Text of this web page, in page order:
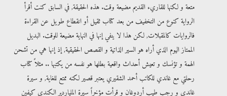
متعة و لكنها للقاريء القديم مضيعة وقت. هذه الحقيقة, في السابق كنت أقرأ
الرواية كنوع من التخفيف من بعد كتاب ثقيل أو انقطاع طويل عن القراءة
فالروايات كالمقبلات, لكن هذا لا ينفي إنها في النهاية مضيعة للوقت. البديل
الممتاز اليوم الذي أراه هو السير الذاتية و القصص الحقيقية, إذ إنها هي من تشحن
الهمة و تؤنسك و تعيش أحداث واقعية بطلها هو نفسه من يكتبها .. مثلاً كتاب
رحلتي مع غاندي للكاتب أحمد الشقيري يعتبر قصير لكنه ممتع للغاية, و سيرة
غاندي و رجب طيب أردوغان و قرأت مؤخراً سيرة الملياردير الكندي كيفين